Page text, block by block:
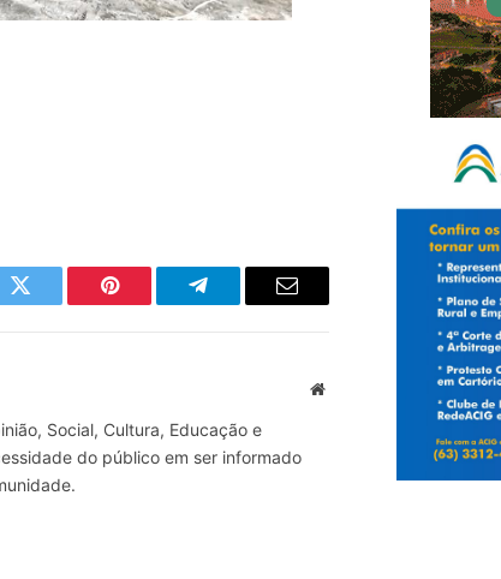
Twitter Pinterest TelegramaE-
Site
Social, Cultura, Educação e
do público em ser informado